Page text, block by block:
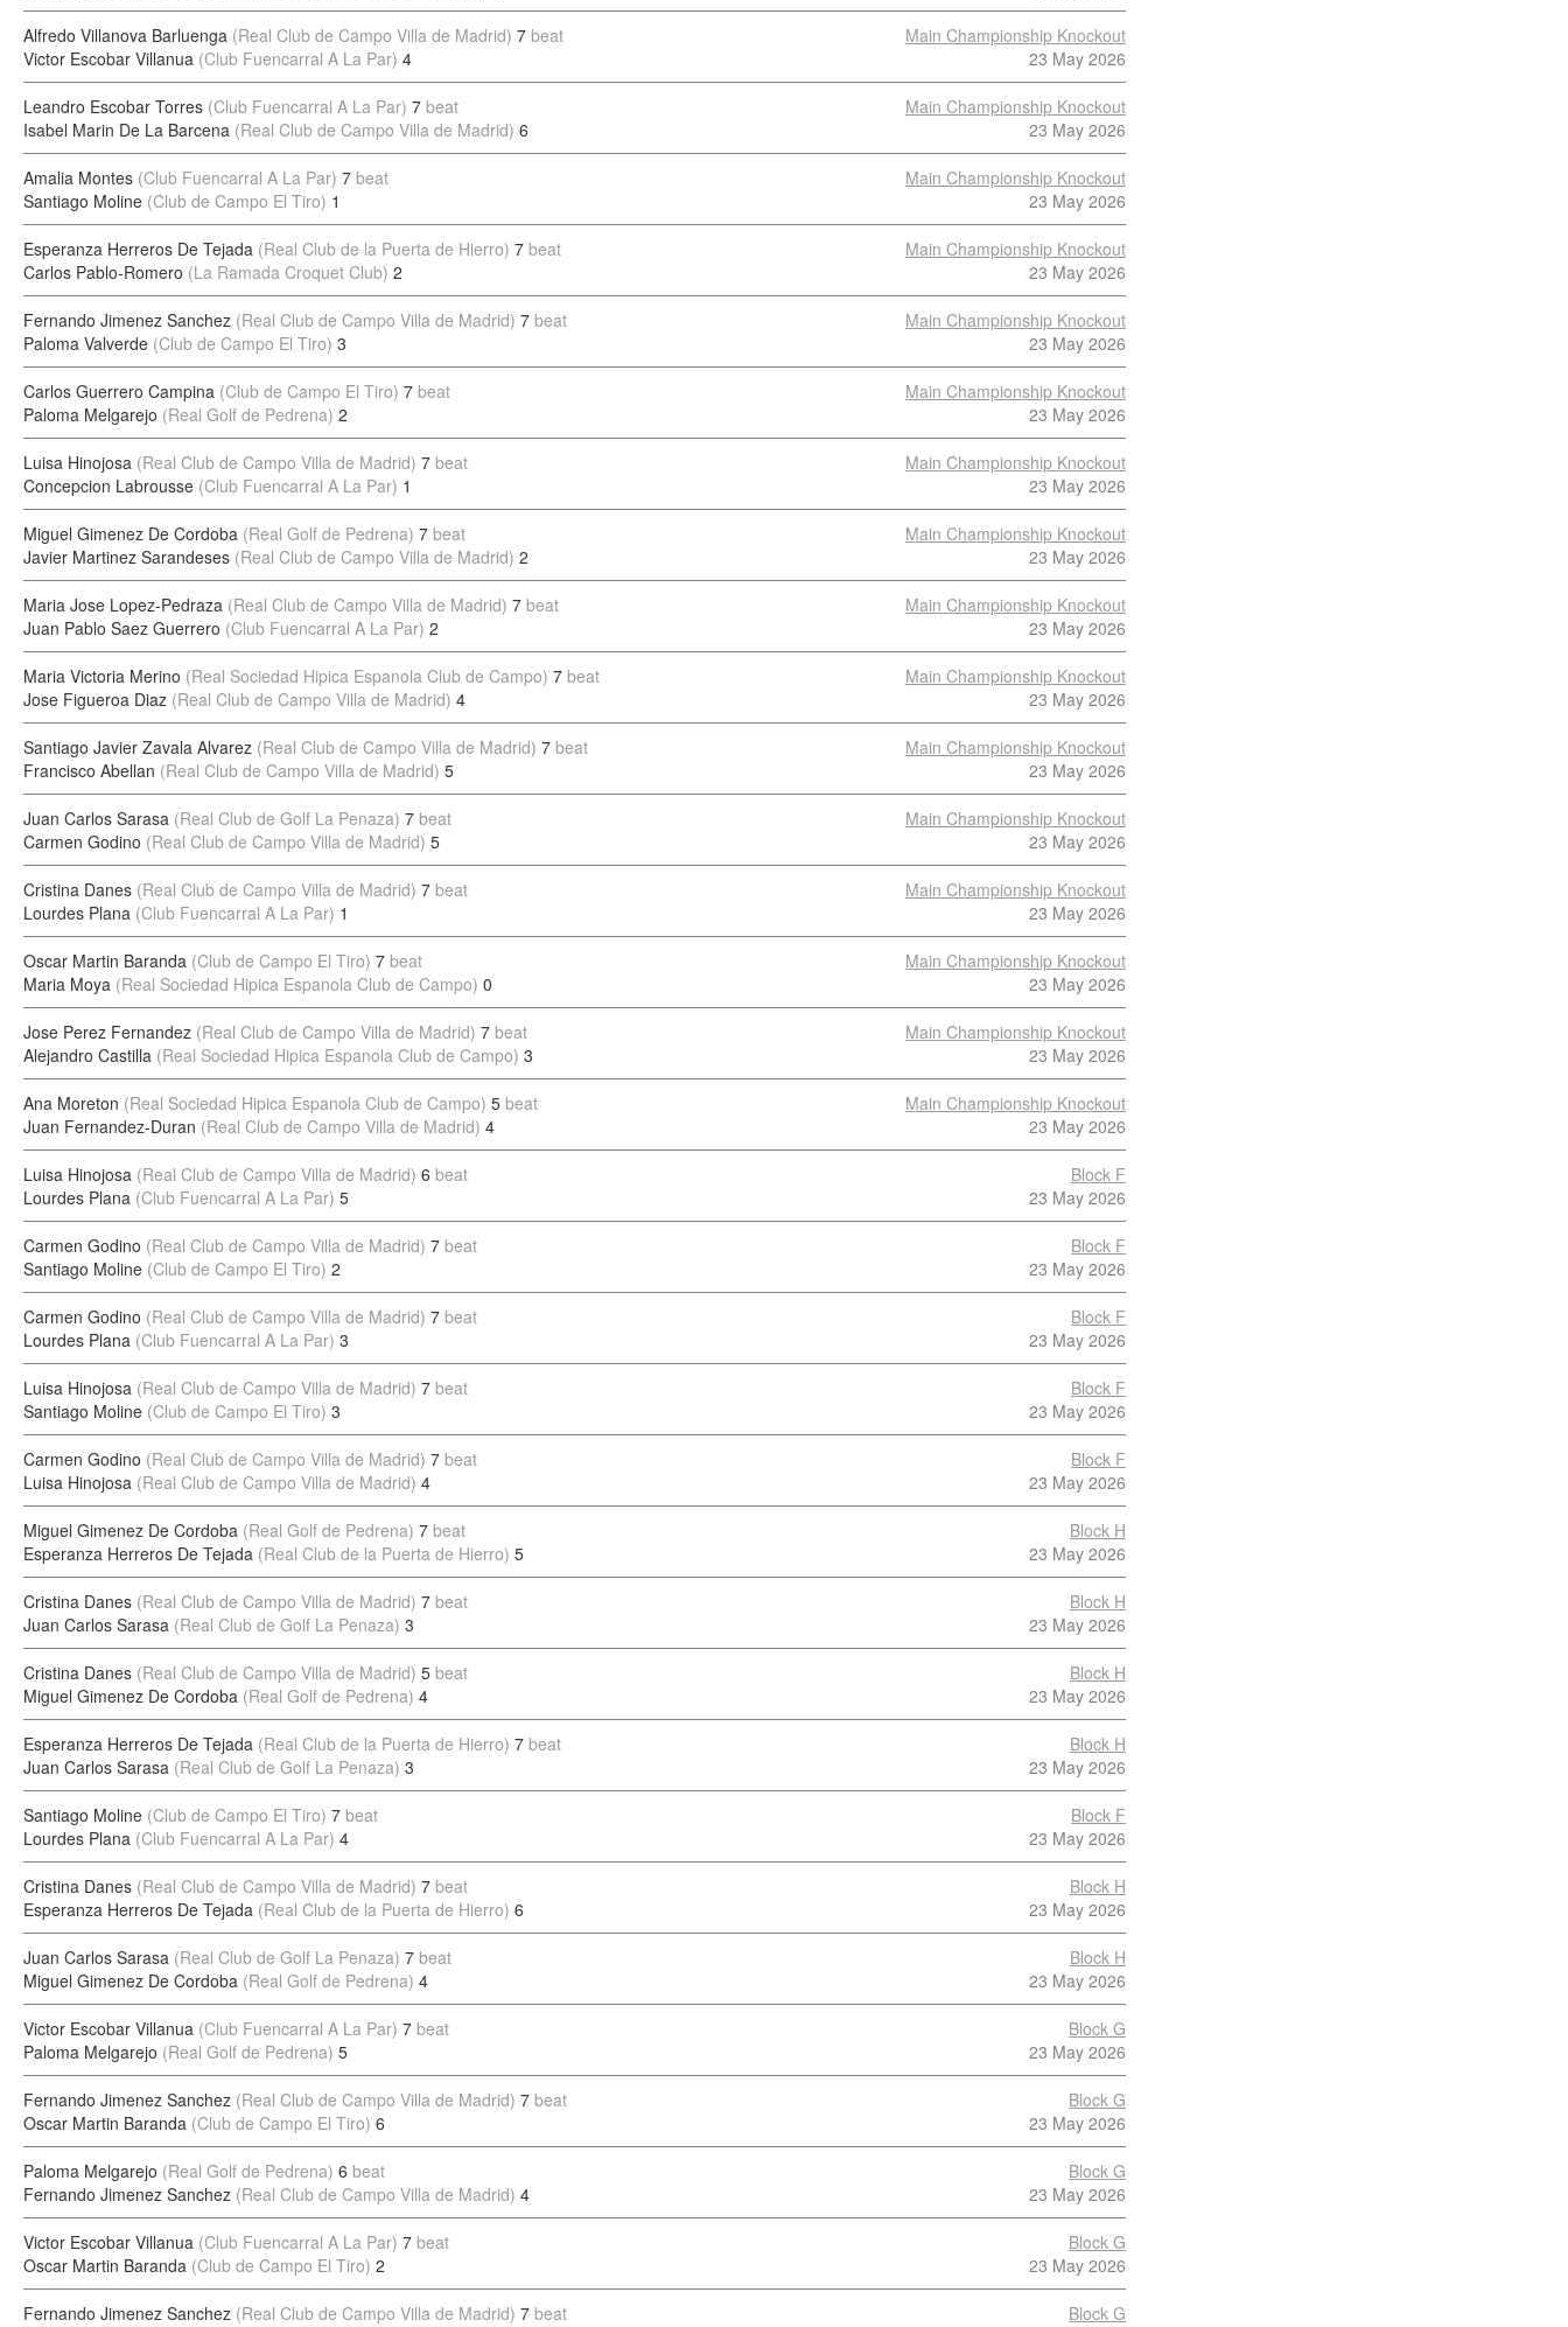
Alfredo Villanova Barluenga (Real Club de Campo Villa de Madrid) 7 beat
Victor Escobar Villanua (Club Fuencarral A La Par) 4
Main Championship Knockout
23 May 2026
Leandro Escobar Torres (Club Fuencarral A La Par) 7 beat
Isabel Marin De La Barcena (Real Club de Campo Villa de Madrid) 6
Main Championship Knockout
23 May 2026
Amalia Montes (Club Fuencarral A La Par) 7 beat
Santiago Moline (Club de Campo El Tiro) 1
Main Championship Knockout
23 May 2026
Esperanza Herreros De Tejada (Real Club de la Puerta de Hierro) 7 beat
Carlos Pablo-Romero (La Ramada Croquet Club) 2
Main Championship Knockout
23 May 2026
Fernando Jimenez Sanchez (Real Club de Campo Villa de Madrid) 7 beat
Paloma Valverde (Club de Campo El Tiro) 3
Main Championship Knockout
23 May 2026
Carlos Guerrero Campina (Club de Campo El Tiro) 7 beat
Paloma Melgarejo (Real Golf de Pedrena) 2
Main Championship Knockout
23 May 2026
Luisa Hinojosa (Real Club de Campo Villa de Madrid) 7 beat
Concepcion Labrousse (Club Fuencarral A La Par) 1
Main Championship Knockout
23 May 2026
Miguel Gimenez De Cordoba (Real Golf de Pedrena) 7 beat
Javier Martinez Sarandeses (Real Club de Campo Villa de Madrid) 2
Main Championship Knockout
23 May 2026
Maria Jose Lopez-Pedraza (Real Club de Campo Villa de Madrid) 7 beat
Juan Pablo Saez Guerrero (Club Fuencarral A La Par) 2
Main Championship Knockout
23 May 2026
Maria Victoria Merino (Real Sociedad Hipica Espanola Club de Campo) 7 beat
Jose Figueroa Diaz (Real Club de Campo Villa de Madrid) 4
Main Championship Knockout
23 May 2026
Santiago Javier Zavala Alvarez (Real Club de Campo Villa de Madrid) 7 beat
Francisco Abellan (Real Club de Campo Villa de Madrid) 5
Main Championship Knockout
23 May 2026
Juan Carlos Sarasa (Real Club de Golf La Penaza) 7 beat
Carmen Godino (Real Club de Campo Villa de Madrid) 5
Main Championship Knockout
23 May 2026
Cristina Danes (Real Club de Campo Villa de Madrid) 7 beat
Lourdes Plana (Club Fuencarral A La Par) 1
Main Championship Knockout
23 May 2026
Oscar Martin Baranda (Club de Campo El Tiro) 7 beat
Maria Moya (Real Sociedad Hipica Espanola Club de Campo) 0
Main Championship Knockout
23 May 2026
Jose Perez Fernandez (Real Club de Campo Villa de Madrid) 7 beat
Alejandro Castilla (Real Sociedad Hipica Espanola Club de Campo) 3
Main Championship Knockout
23 May 2026
Ana Moreton (Real Sociedad Hipica Espanola Club de Campo) 5 beat
Juan Fernandez-Duran (Real Club de Campo Villa de Madrid) 4
Main Championship Knockout
23 May 2026
Luisa Hinojosa (Real Club de Campo Villa de Madrid) 6 beat
Lourdes Plana (Club Fuencarral A La Par) 5
Block F
23 May 2026
Carmen Godino (Real Club de Campo Villa de Madrid) 7 beat
Santiago Moline (Club de Campo El Tiro) 2
Block F
23 May 2026
Carmen Godino (Real Club de Campo Villa de Madrid) 7 beat
Lourdes Plana (Club Fuencarral A La Par) 3
Block F
23 May 2026
Luisa Hinojosa (Real Club de Campo Villa de Madrid) 7 beat
Santiago Moline (Club de Campo El Tiro) 3
Block F
23 May 2026
Carmen Godino (Real Club de Campo Villa de Madrid) 7 beat
Luisa Hinojosa (Real Club de Campo Villa de Madrid) 4
Block F
23 May 2026
Miguel Gimenez De Cordoba (Real Golf de Pedrena) 7 beat
Esperanza Herreros De Tejada (Real Club de la Puerta de Hierro) 5
Block H
23 May 2026
Cristina Danes (Real Club de Campo Villa de Madrid) 7 beat
Juan Carlos Sarasa (Real Club de Golf La Penaza) 3
Block H
23 May 2026
Cristina Danes (Real Club de Campo Villa de Madrid) 5 beat
Miguel Gimenez De Cordoba (Real Golf de Pedrena) 4
Block H
23 May 2026
Esperanza Herreros De Tejada (Real Club de la Puerta de Hierro) 7 beat
Juan Carlos Sarasa (Real Club de Golf La Penaza) 3
Block H
23 May 2026
Santiago Moline (Club de Campo El Tiro) 7 beat
Lourdes Plana (Club Fuencarral A La Par) 4
Block F
23 May 2026
Cristina Danes (Real Club de Campo Villa de Madrid) 7 beat
Esperanza Herreros De Tejada (Real Club de la Puerta de Hierro) 6
Block H
23 May 2026
Juan Carlos Sarasa (Real Club de Golf La Penaza) 7 beat
Miguel Gimenez De Cordoba (Real Golf de Pedrena) 4
Block H
23 May 2026
Victor Escobar Villanua (Club Fuencarral A La Par) 7 beat
Paloma Melgarejo (Real Golf de Pedrena) 5
Block G
23 May 2026
Fernando Jimenez Sanchez (Real Club de Campo Villa de Madrid) 7 beat
Oscar Martin Baranda (Club de Campo El Tiro) 6
Block G
23 May 2026
Paloma Melgarejo (Real Golf de Pedrena) 6 beat
Fernando Jimenez Sanchez (Real Club de Campo Villa de Madrid) 4
Block G
23 May 2026
Victor Escobar Villanua (Club Fuencarral A La Par) 7 beat
Oscar Martin Baranda (Club de Campo El Tiro) 2
Block G
23 May 2026
Fernando Jimenez Sanchez (Real Club de Campo Villa de Madrid) 7 beat
Block G